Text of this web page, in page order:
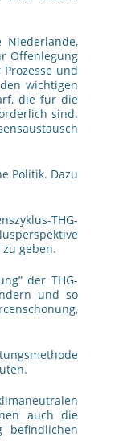
Offenlegung
und
wichtigen
die für die
sind.
Politik. Dazu
THG-
geben.
der THG-
und so
auch die
befindlichen